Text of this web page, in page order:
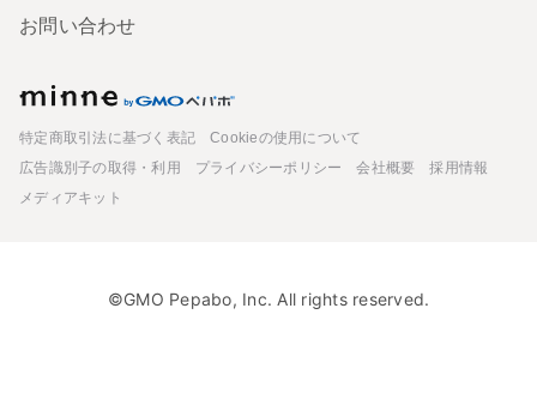
お問い合わせ
特定商取引法に基づく表記
Cookieの使用について
広告識別子の取得・利用
プライバシーポリシー 会社概要
採用情報
メディアキット
©GMO Pepabo, Inc. All rights reserved.